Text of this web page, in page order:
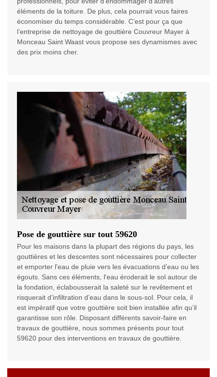
éléments de la toiture. De plus, cela pourrait vous faires
économiser du temps considérable. C’est pour ça que
l’entreprise de nettoyage de gouttière Couvreur Mayer à
Monceau Saint Waast vous propose ses dynamismes avec
des prix moins cher.
Pose de gouttière sur tout 59620
Pour les maisons dans la plupart des régions du pays, les
gouttières et les descentes sont nécessaires pour collecter
et emporter l'eau de pluie vers les évacuations d’eau ou les
égouts. Sans ces éléments, l'eau éroderait le sol autour de
la fondation, éclabousserait la saleté sur le revêtement et
risquerait d’infiltration d’eau dans le sous-sol. Pour cela, il
est impératif que votre gouttière soit bien installée afin qu’il
garantisse son rôle. Disposant différents savoir-faire en
travaux de gouttière, nous sommes présents pour tout
59620 pour des interventions en travaux de gouttière.